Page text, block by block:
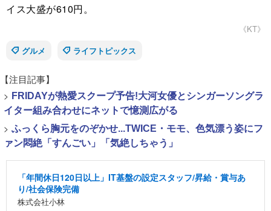
イス大盛が610円。
《KT》
グルメ
ライフトピックス
【注目記事】
> FRIDAYが熱愛スクープ予告!大河女優とシンガーソングラ
イター組み合わせにネットで憶測広がる
> ふっくら胸元をのぞかせ...TWICE・モモ、色気漂う姿にフ
ァン悶絶「すんごい」「気絶しちゃう」
「年間休日120日以上」IT基盤の設定スタッフ/昇給・賞与あ
り/社会保険完備
株式会社小林